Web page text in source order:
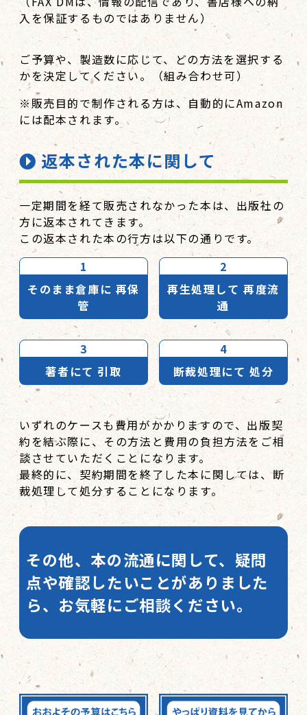
入を保証するものではありません）
ご予算や、製造数に応じて、どの方法を選択する
かを決定してください。（組み合わせ可）
※販売目的で制作される方は、自動的にAmazon
には配本されます。
返本された本に関して
一定期間を経て販売されなかった本は、出版社の
方に返本されてきます。
この返本された本の行方は以下の通りです。
1
そのまま倉庫に 再保
管
2
再生処理して再度流
通
3
著者にて 引取
4
断裁処理にて 処分
いずれのケースも費用がかかりますので、出版契
約を結ぶ際に、その方法と費用の負担方法をご相
談させていただくことになります。
最終的に、契約期間を終了した本に関しては、断
裁処理して処分することになります。
その他、本の流通に関して、疑問
点や確認したいことがありました
ら、お気軽にご相談ください。